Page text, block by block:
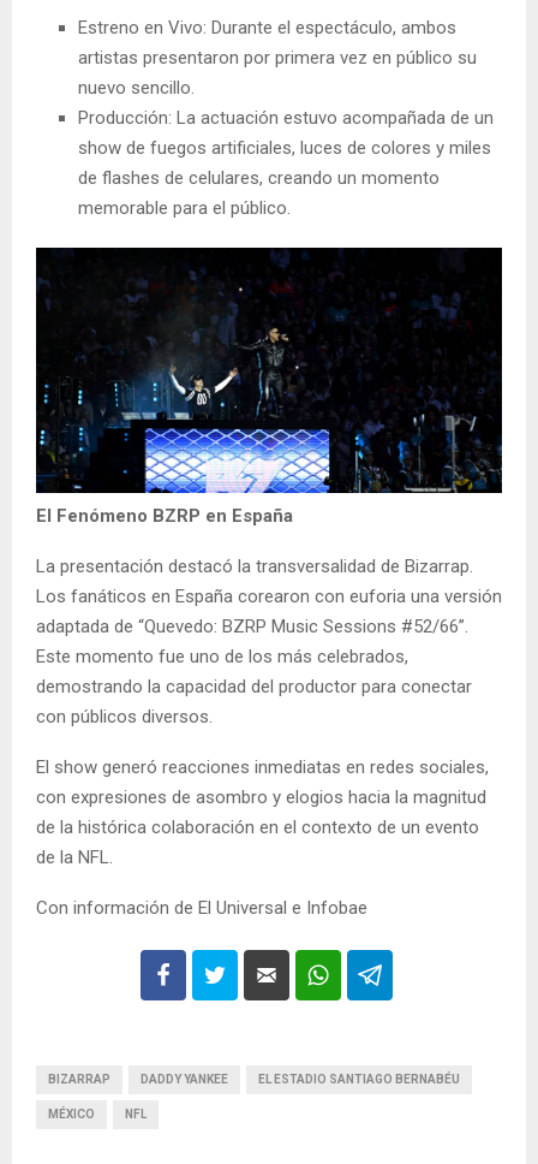
Estreno en Vivo: Durante el espectáculo, ambos
artistas presentaron por primera vez en público su
nuevo sencillo.
Producción: La actuación estuvo acompañada de un
show de fuegos artificiales, luces de colores y miles
de flashes de celulares, creando un momento
memorable para el público.
El Fenómeno BZRP en España
La presentación destacó la transversalidad de Bizarrap.
Los fanáticos en España corearon con euforia una versión
adaptada de “Quevedo: BZRP Music Sessions #52/66”.
Este momento fue uno de los más celebrados,
demostrando la capacidad del productor para conectar
con públicos diversos.
El show generó reacciones inmediatas en redes sociales,
con expresiones de asombro y elogios hacia la magnitud
de la histórica colaboración en el contexto de un evento
de la NFL.
Con información de El Universal e Infobae
BIZARRAP DADDY YANKEE EL ESTADIO SANTIAGO BERNABÉU
MÉXICO NFL